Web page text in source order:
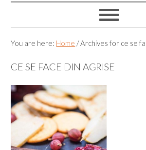
You are here: Home /Archives for ce se
CE SE FACE DIN AGRISE